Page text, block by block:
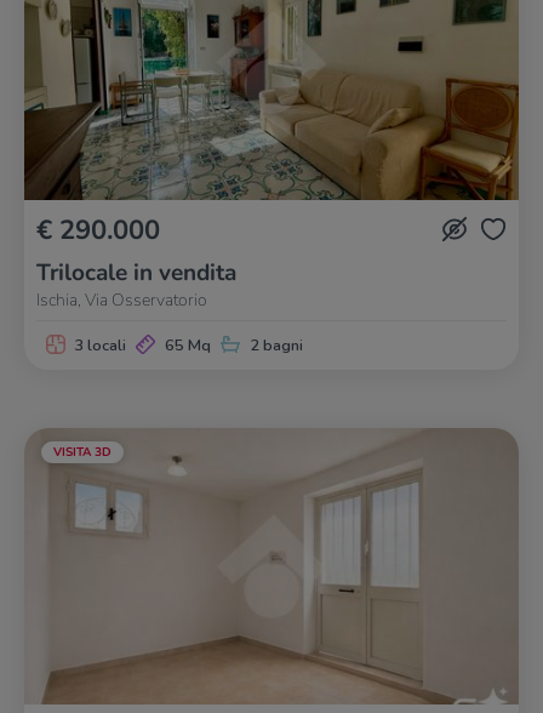
€ 290.000
Trilocale in vendita
Ischia, Via Osservatorio
3 locali 65 Mq 2 bagni
VISITA 3D